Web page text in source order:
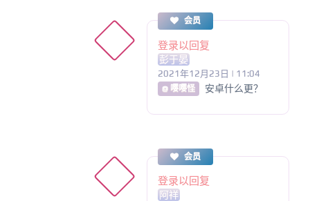
会员
登录以回复
彭于晏
2021年12月23日 | 11:04
@ 嘤嘤怪 安卓什么更？
会员
登录以回复
阿祥